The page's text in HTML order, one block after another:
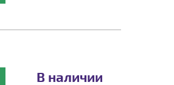
В наличии